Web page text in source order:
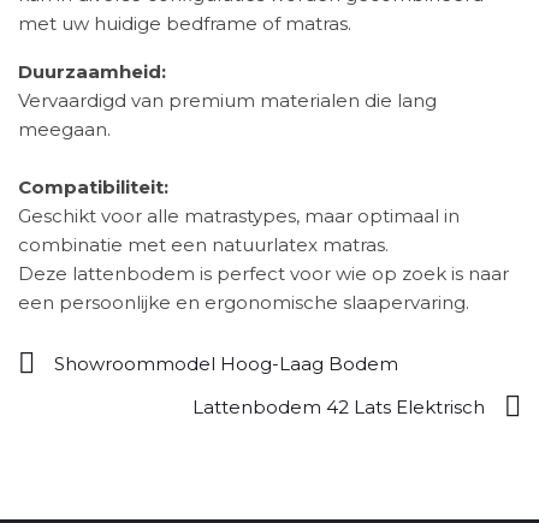
met uw huidige bedframe of matras.
Duurzaamheid:
Vervaardigd van premium materialen die lang
meegaan.
Compatibiliteit:
Geschikt voor alle matrastypes, maar optimaal in
combinatie met een natuurlatex matras.
Deze lattenbodem is perfect voor wie op zoek is naar
een persoonlijke en ergonomische slaapervaring.
Showroommodel Hoog-Laag Bodem
Lattenbodem 42 Lats Elektrisch